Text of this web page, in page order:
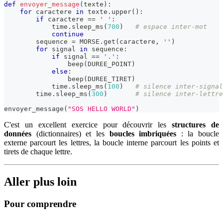
def envoyer_message ( texte ) :
for caractere in texte . upper( ) :
if caractere == ' ' :
            time
. sleep_ms ( 700 )
# espace inter-mot
continue
        sequence
= MORSE . get ( caractere , '' )
for signal in sequence :
if signal == '.' :
                beep
( DUREE_POINT )
else :
                beep
( DUREE_TIRET )
            time
. sleep_ms ( 100 )
# silence inter-signal
        time
. sleep_ms ( 300 )
# silence inter-lettre
envoyer_message ( "SOS HELLO WORLD" )
C'est un excellent exercice pour découvrir lesstructures de
données (dictionnaires) et les boucles imbriquées : la boucle
externe parcourt les lettres, la boucle interne parcourt les points et
tirets de chaque lettre.
Aller plus loin
Pour comprendre